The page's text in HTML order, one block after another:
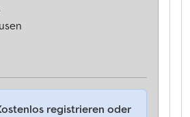
registrieren oder